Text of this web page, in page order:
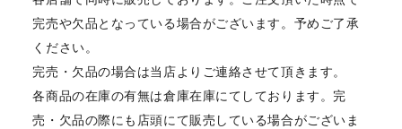
完売や欠品となっている場合がございます。予めご了承
ください。
完売・欠品の場合は当店よりご連絡させて頂きます。
各商品の在庫の有無は倉庫在庫にてしております。完
売・欠品の際にも店頭にて販売している場合がございま